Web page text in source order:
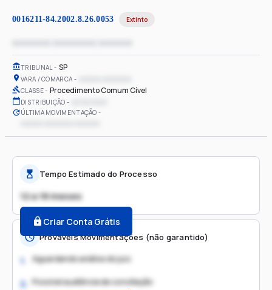
0016211-84.2002.8.26.0053 Extinto
TRIBUNAL SP
VARA / COMARCA
CLASSE Procedimento Comum Cível
DISTRIBUIÇÃO
ÚLTIMA MOVIMENTAÇÃO
Tempo Estimado do Processo
12 a 18 meses
Criar Conta Grátis
Prováveis Movimentações (não garantido)
1. Aguardando análise do juiz
2. Possível audiência de conciliação